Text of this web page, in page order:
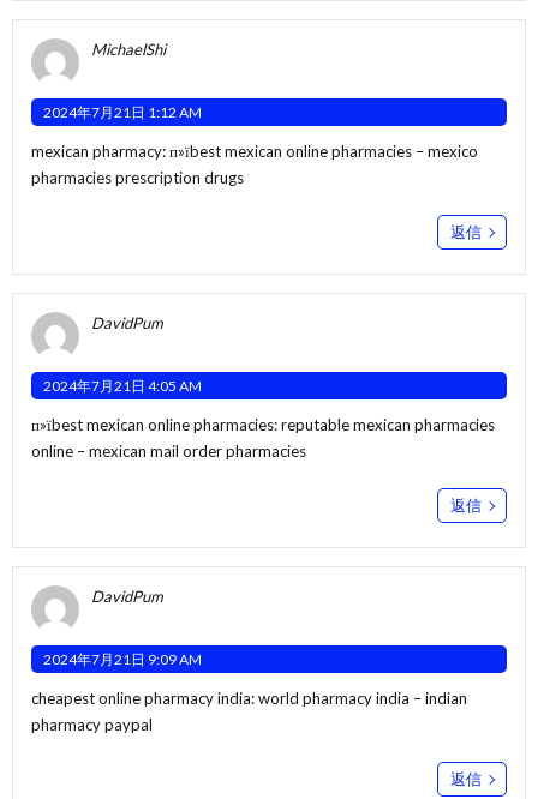
MichaelShi
2024年7月21日 1:12 AM
mexican pharmacy:п»їbest mexican online pharmacies – mexico
pharmacies prescription drugs
返信
DavidPum
2024年7月21日 4:05 AM
п»їbest mexican online pharmacies:reputable mexican pharmacies
online – mexican mail order pharmacies
返信
DavidPum
2024年7月21日 9:09 AM
cheapest online pharmacy india:world pharmacy india – indian
pharmacy paypal
返信